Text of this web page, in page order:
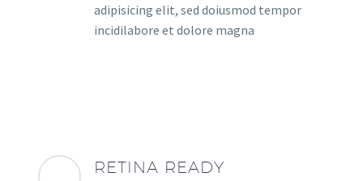
adipisicing elit, sed doiusmod tempor
incidilabore et dolore magna
RETINA READY